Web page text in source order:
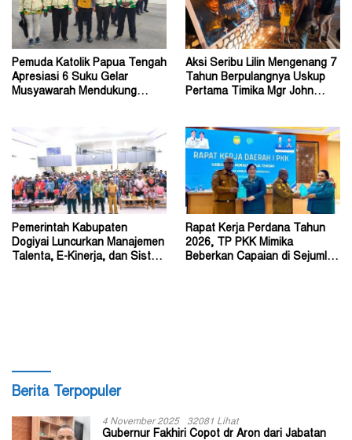
Pemuda Katolik Papua Tengah
Apresiasi 6 Suku Gelar
Musyawarah Mendukung
Aksi Seribu Lilin Mengenang 7
Tahun Berpulangnya Uskup
Pertama Timika Mgr John
Pemerintah Kabupaten
Dogiyai Luncurkan Manajemen
Talenta, E-Kinerja, dan Sistem
Rapat Kerja Perdana Tahun
2026, TP PKK Mimika
Beberkan Capaian di Sejumlah
Berita Terpopuler
4 November 2025 32081 Lihat
Gubernur Fakhiri Copot dr Aron dari Jabatan